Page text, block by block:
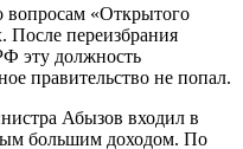
вопросам «Открытого
После переизбрания
эту должность
правительство не попал.
Абызов входил в
большим доходом. По